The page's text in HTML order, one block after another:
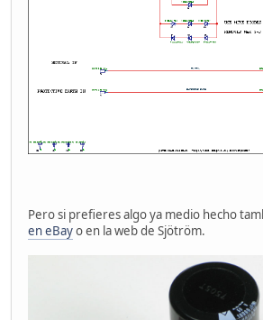
Pero si prefieres algo ya medio hecho
en eBayo en la web de Sjötröm.